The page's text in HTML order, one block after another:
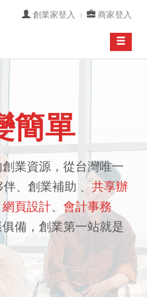
創業家登入 商家登入
Toggle
簡單
業資源，從台灣唯一
、創業補助 、共享辦
網頁設計、 會計事務
備，創業第一站就是